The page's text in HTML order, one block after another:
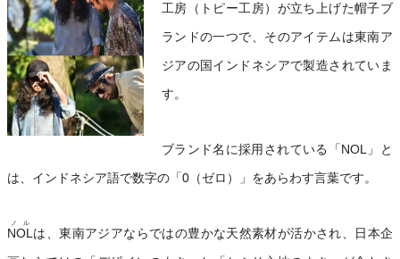
工房（トピー工房）が立ち上げた帽子ブ
ランドの一つで、そのアイテムは東南ア
ジアの国インドネシアで製造されていま
す。
ブランド名に採用されている「NOL」と
は、インドネシア語で数字の「0（ゼロ）」をあらわす言葉です。
NOL
ノル
は、東南アジアならではの豊かな天然素材が活かされ、日本企